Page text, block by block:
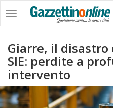
Giarre, il
SIE: perdite a
intervento